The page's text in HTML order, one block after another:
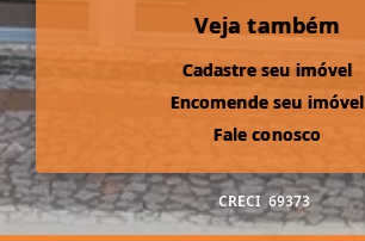
Veja também
Cadastre seu imóvel
Encomende seu imóvel
Fale conosco
CRECI 69373